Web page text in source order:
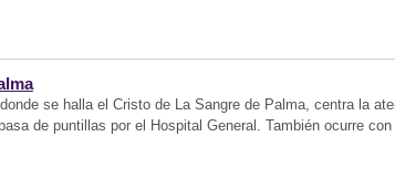
se halla el Cristo de La Sangre de Palma, centra la
de puntillas por el Hospital General. También ocurre